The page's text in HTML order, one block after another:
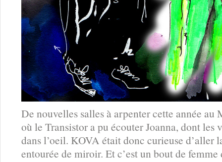
De nouvelles salles à arpenter cette année
où le Transistor a pu écouter Joanna, dont les
dans l’oeil. KOVA était donc curieuse d’aller
entourée de miroir. Et c’est un bout de